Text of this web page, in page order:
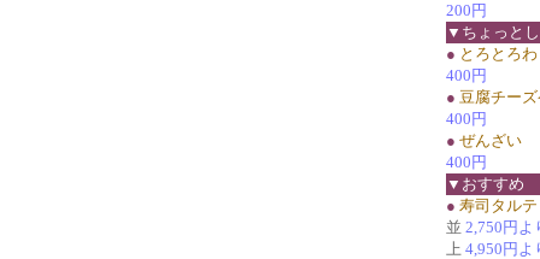
200円
▼ちょっと
● とろとろ
400円
● 豆腐チー
400円
● ぜんざい
400円
▼おすすめ
● 寿司タル
並 2,750円よ
上 4,950円よ